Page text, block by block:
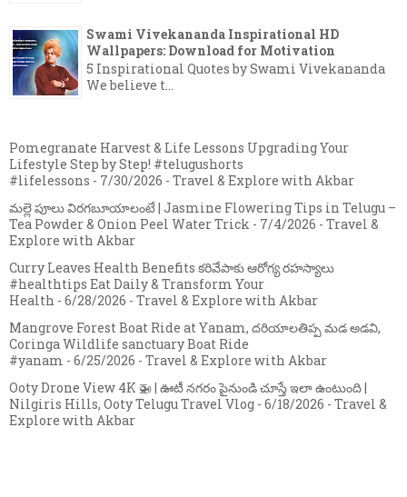
Swami Vivekananda Inspirational HD
Wallpapers: Download for Motivation
5 Inspirational Quotes by Swami Vivekananda
We believe t...
Pomegranate Harvest & Life Lessons Upgrading Your
Lifestyle Step by Step! #telugushorts
#lifelessons - 7/30/2026 - Travel & Explore with Akbar
మల్లె పూలు విరగబూయాలంటే | Jasmine Flowering Tips in Telugu –
Tea Powder & Onion Peel Water Trick - 7/4/2026 - Travel &
Explore with Akbar
Curry Leaves Health Benefits కరివేపాకు ఆరోగ్య రహస్యాలు
#healthtips Eat Daily & Transform Your
Health - 6/28/2026 - Travel & Explore with Akbar
Mangrove Forest Boat Ride at Yanam, దరియాలతిప్ప మడ అడవి,
Coringa Wildlife sanctuary Boat Ride
#yanam - 6/25/2026 - Travel & Explore with Akbar
Ooty Drone View 4K 🚁 | ఊటీ నగరం పైనుండి చూస్తే ఇలా ఉంటుంది |
Nilgiris Hills, Ooty Telugu Travel Vlog - 6/18/2026 - Travel &
Explore with Akbar